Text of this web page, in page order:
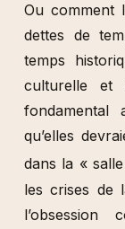
Ou comment
dettes de
temps
culturelle et
fondamental
qu’elles
dans la « salle
les crises de
l’obsession